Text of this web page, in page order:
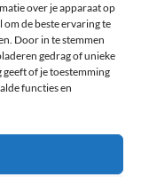
over je apparaat op
om de beste ervaring te
Door in te stemmen
gedrag of unieke
geeft of je toestemming
functies en